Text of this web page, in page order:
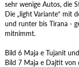
sehr wenige Autos, die
Die „light Variante“ mit
und runter bis Tirana -
mitnimmt.
Bild 6 Maja e Tujanit
Bild 7 Maja e Dajtit von